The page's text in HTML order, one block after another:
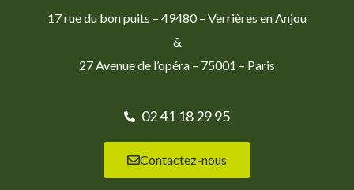
17 rue du bon puits – 49480 – Verrières en Anjou
&
27 Avenue de l’opéra – 75001 – Paris
02 41 18 29 95
Contactez-nous